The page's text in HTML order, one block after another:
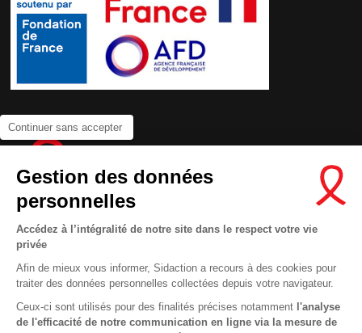
Continuer sans accepter
Gestion des données
personnelles
Accédez à l’intégralité de notre site dans le respect votre vie
privée
Afin de mieux vous informer, Sidaction a recours à des cookies pour
traiter des données personnelles collectées depuis votre navigateur.
Ceux-ci sont utilisés pour des finalités précises notamment l'analyse
de l'efficacité de notre communication en ligne via la mesure de
Newsletter
Nous suivre sur les réseaux :